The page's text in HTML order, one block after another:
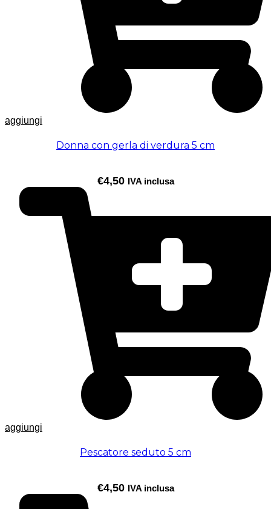
aggiungi
Donna con gerla di verdura 5 cm
€4,50 IVA inclusa
aggiungi
Pescatore seduto 5 cm
€4,50 IVA inclusa